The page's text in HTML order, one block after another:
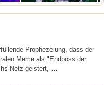
Prophezeiung, dass der
Meme als "Endboss der
Netz geistert, …